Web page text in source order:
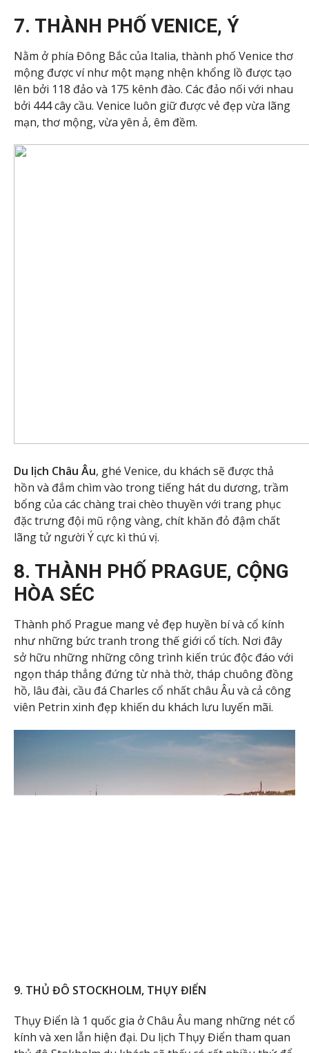
7. THÀNH PHỐ VENICE, Ý
Nằm ở phía Đông Bắc của Italia, thành phố Venice thơ
mộng được ví như một mạng nhện khổng lồ được tạo
lên bởi 118 đảo và 175 kênh đào. Các đảo nối với nhau
bởi 444 cây cầu. Venice luôn giữ được vẻ đẹp vừa lãng
mạn, thơ mộng, vừa yên ả, êm đềm.
Du lịch Châu Âu, ghé Venice, du khách sẽ được thả
hồn và đắm chìm vào trong tiếng hát du dương, trầm
bổng của các chàng trai chèo thuyền với trang phục
đặc trưng đội mũ rộng vàng, chít khăn đỏ đậm chất
lãng tử người Ý cực kì thú vị.
8. THÀNH PHỐ PRAGUE, CỘNG
HÒA SÉC
Thành phố Prague mang vẻ đẹp huyền bí và cổ kính
như những bức tranh trong thế giới cổ tích. Nơi đây
sở hữu những những công trình kiến trúc độc đáo với
ngọn tháp thẳng đứng từ nhà thờ, tháp chuông đồng
hồ, lâu đài, cầu đá Charles cổ nhất châu Âu và cả công
viên Petrin xinh đẹp khiến du khách lưu luyến mãi.
9. THỦ ĐÔ STOCKHOLM, THỤY ĐIỂN
Thụy Điển là 1 quốc gia ở Châu Âu mang những nét cổ
kính và xen lẫn hiện đại. Du lịch Thụy Điển tham quan